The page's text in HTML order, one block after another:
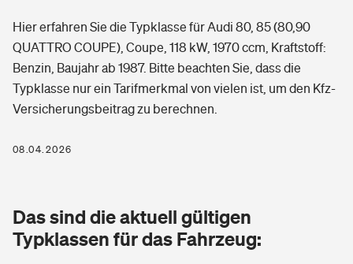
Grundfähigkeitsversicherung
Arbeitsrechtsschutz
Berufshaftpflichtversicherung
Zur Übersicht
Tools
Elementarversicherung
Glasversicherung
Freizeit
Pri­vate Haft­pflicht­
Kinderunfall­ver­si­che­rung
Gesundheit
Private Krankenversicherung
Dread-Disease-Versicherung
Hier erfahren Sie die Typklasse für Audi 80, 85 (80,90
QUATTRO COUPE), Coupe, 118 kW, 1970 ccm, Kraftstoff:
Benzin, Baujahr ab 1987. Bitte beachten Sie, dass die
Typklasse nur ein Tarifmerkmal von vielen ist, um den Kfz-
Versicherungsbeitrag zu berechnen.
08.04.2026
Das sind die aktuell gültigen
Typklassen für das Fahrzeug: